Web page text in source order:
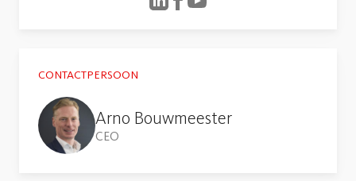
CONTACTPERSOON
Arno Bouwmeester
CEO